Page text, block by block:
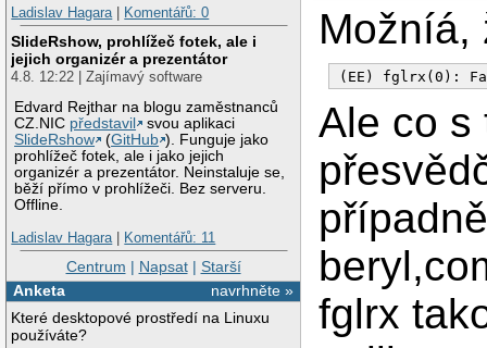
Ladislav Hagara| Komentářů: 0
SlideRshow, prohlížeč fotek, ale i
jejich organizér a prezentátor
4.8. 12:22 | Zajímavý software
Edvard Rejthar na blogu zaměstnanců
CZ.NIC představil
svou aplikaci
SlideRshow
(GitHub ). Funguje jako
prohlížeč fotek, ale i jako jejich
organizér a prezentátor. Neinstaluje se,
běží přímo v prohlížeči. Bez serveru.
Offline.
Ladislav Hagara| Komentářů: 11
Centrum | Napsat| Starší
navrhněte »
Anketa
Které desktopové prostředí na Linuxu
používáte?
Option
Option
EndSection
Section
Driver
Identifier
Option
Option
Option
Option
Option
Option
EndSection
Section "Monitor"
Option
Možníá,
(EE) fglrx(0):
Ale co s
fglrx